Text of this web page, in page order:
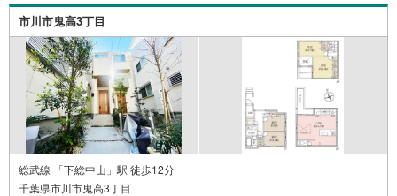
▼ご予約頂くとご見学がスムーズです！
【営業時間9:00～20:00（火9:00～18:00）】
上記時間はお電話が繋がりやすくなっております。
人気の物件はお問合せが集中する為、お電話を頂くとスムーズにご案内出
来ます！
【慶和住宅について】
市川、船橋、松戸を中心に不動産・住宅情報［一戸建て（新築・中古）・
土地・マンション・事業用］を多数取り扱っています！
●経験豊富なスタッフが対応させて頂きます！
●キッズスペース完備！お子様連れのお客様も安心してご来店下さい！
●JR総武線「市川」駅より徒歩3分です！
市川市鬼高3丁目
総武線 「下総中山」駅 徒歩12分
千葉県市川市鬼高3丁目